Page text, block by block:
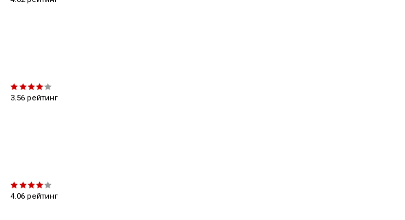
3.56 рейтинг
4.06 рейтинг